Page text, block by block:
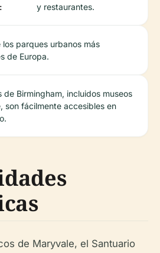
y restaurantes.
los parques urbanos más
de Europa.
de Birmingham, incluidos museos
son fácilmente accesibles en
de Maryvale, el Santuario